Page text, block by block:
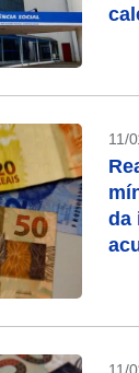
11/
da